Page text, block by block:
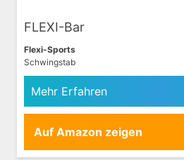
FLEXI-Bar
Flexi-Sports
Schwingstab
Mehr Erfahren
Auf Amazon zeigen